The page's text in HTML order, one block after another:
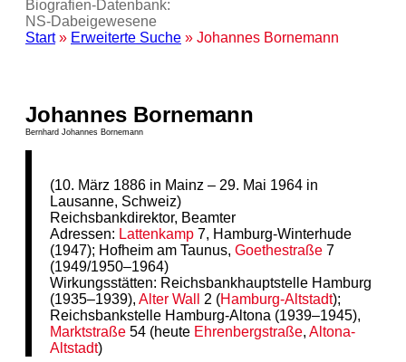
Biografien-Datenbank:
NS‑Dabeigewesene
Start» Erweiterte Suche » Johannes Bornemann
Johannes Bornemann
Bernhard Johannes Bornemann
(10. März 1886 in Mainz – 29. Mai 1964 in
Lausanne, Schweiz)
Reichsbankdirektor, Beamter
Adressen: Lattenkamp 7, Hamburg-Winterhude
(1947); Hofheim am Taunus,Goethestraße 7
(1949/1950–1964)
Wirkungsstätten: Reichsbankhauptstelle Hamburg
(1935–1939),Alter Wall 2 (Hamburg-Altstadt);
Reichsbankstelle Hamburg-Altona (1939–1945),
Marktstraße 54 (heute Ehrenbergstraße,Altona-
Altstadt)